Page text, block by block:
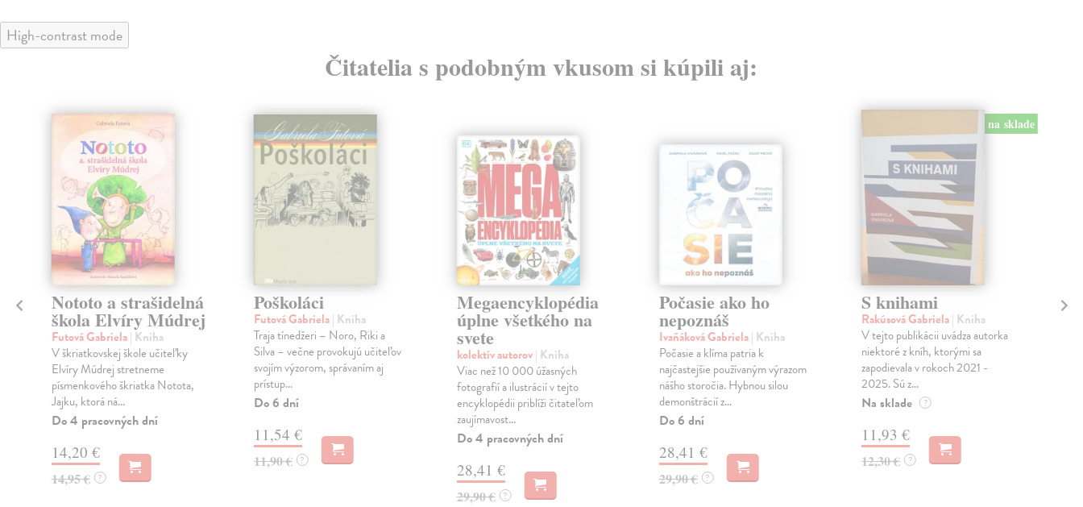
High-contrast mode
Čitatelia s podobným vkusom si kúpili aj:
Nototo a strašidelná
škola Elvíry Múdrej
Futová Gabriela| Kniha
V škriatkovskej škole učiteľky
Elvíry Múdrej stretneme
písmenkového škriatka Notota,
Jajku, ktorá ná...
Do 4 pracovných dní
14,20 €
14,95 € ?
Poškoláci
Futová Gabriela| Kniha
Traja tínedžeri – Noro, Riki a
Silva – večne provokujú učiteľov
svojím výzorom, správaním aj
prístup...
Do 6 dní
11,54 €
11,90 € ?
Megaencyklopédia
úplne všetkého na
svete
kolektív autorov| Kniha
Viac než 10 000 úžasných
fotografií a ilustrácií v tejto
encyklopédii priblíži čitateľom
zaujímavost...
Do 4 pracovných dní
28,41 €
29,90 € ?
Počasie ako ho
nepoznáš
Ivaňáková Gabriela| Kniha
Počasie a klíma patria k
najčastejšie používaným výrazom
nášho storočia. Hybnou silou
demonštrácií z...
Do 6 dní
28,41 €
29,90 € ?
na sklade
S knihami
Rakúsová Gabriela| Kniha
V tejto publikácii uvádza autorka
niektoré z kníh, ktorými sa
zapodievala v rokoch 2021 -
2025. Sú z...
Na sklade ?
11,93 €
12,30 € ?